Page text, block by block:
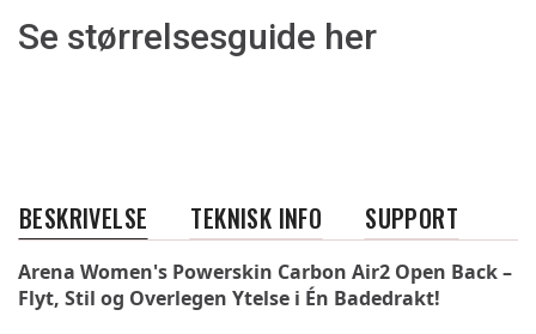
Se størrelsesguide her
BESKRIVELSE TEKNISK INFO SUPPORT
Arena Women's Powerskin Carbon Air2 Open Back –
Flyt, Stil og Overlegen Ytelse i Én Badedrakt!